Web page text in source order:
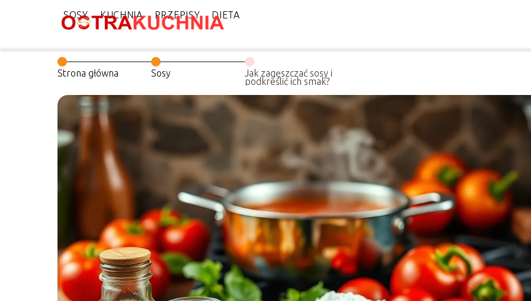
SOSY KUCHNIA PRZEPISY DIETA
Strona główna Sosy Jak zagęszczać sosy i
podkreślić ich smak?